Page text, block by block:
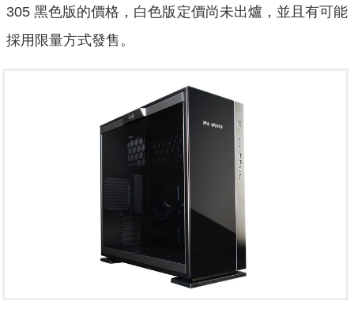
305 黑色版的價格，白色版定價尚未出爐，並且有可能
採用限量方式發售。